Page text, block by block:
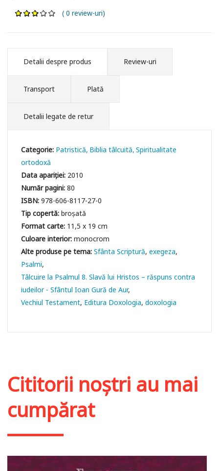
( 0 review-uri)
Detalii despre produs Review-uri
Transport Plată
Detalii legate de retur
Categorie: Patristică Biblia tâlcuită Spiritualitate
ortodoxă
Data apariției: 2010
Număr pagini:80
ISBN:978-606-8117-27-0
Tip copertă:broșată
Format carte: 11,5 x 19 cm
Culoare interior:monocrom
Sfânta Scriptură exegeza
Psalmi
Tâlcuire la Psalmul 8. Slavă lui Hristos – răspuns contra
iudeilor - Sfântul Ioan Gură de Aur
Vechiul Testament Editura Doxologia doxologia
Cititorii noștri au mai
cumpărat